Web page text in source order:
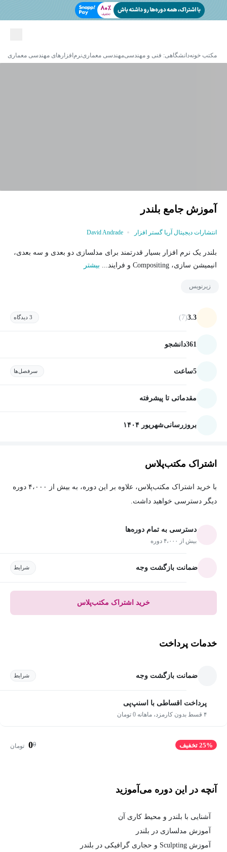
مکتب خونهدانشگاهی: فنی و مهندسیمهندسی معمارینرم‌افزارهای مهندسی معماری
آموزش جامع بلندر
انتشارات دیجیتال آریا گستر افزار David Andrade
بلندر یک نرم افزار بسیار قدرتمند برای مدلسازی دو بعدی و سه بعدی،
انیمیشن سازی، Compositing و فرایند...
بیشتر
زیرنویس
3.3
(7) 3 دیدگاه
361دانشجو
5ساعت سرفصل‌ها
مقدماتی تا پیشرفته
بروزرسانیشهریور ۱۴۰۴
اشتراک مکتب‌پلاس
با خرید اشتراک مکتب‌پلاس، علاوه بر این دوره، به بیش از ۴،۰۰۰ دوره
دیگر دسترسی خواهید داشت.
دسترسی به تمام دوره‌ها
بیش از ۴،۰۰۰ دوره
ضمانت بازگشت وجه شرایط
خرید اشتراک مکتب‌پلاس
خدمات پرداخت
ضمانت بازگشت وجه شرایط
پرداخت اقساطی با اسنپ‌پی
۴ قسط بدون کارمزد، ماهانه 0 تومان
25% تخفیف 0
0 تومان
آنچه در این دوره می‌آموزید
آشنایی با بلندر و محیط کاری آن
آموزش مدلسازی در بلندر
آموزش Sculpting و حجاری گرافیکی در بلندر